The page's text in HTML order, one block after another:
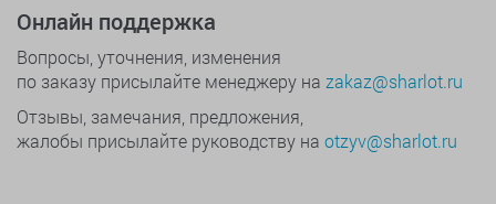
Онлайн поддержка
Вопросы, уточнения, изменения
по заказу присылайте менеджеру на zakaz@sharlot.ru
Отзывы, замечания, предложения,
жалобы присылайте руководству на otzyv@sharlot.ru